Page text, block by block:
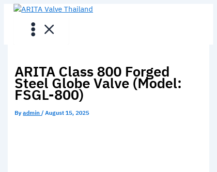
Skip
ARITA Class 800 Forged
Steel Globe Valve (Model:
FSGL-800)
Byadmin/August 15, 2025